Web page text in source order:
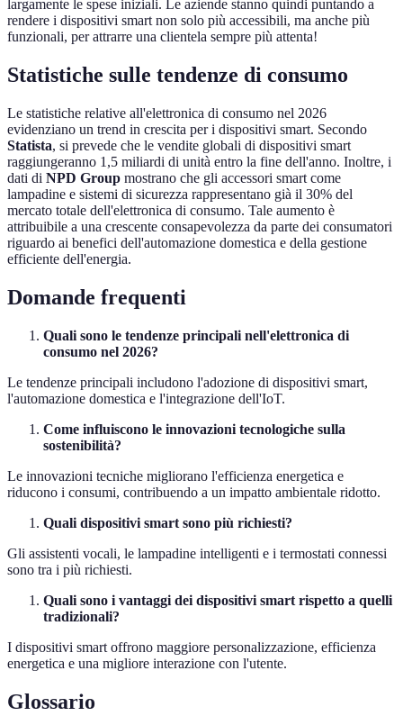
largamente le spese iniziali. Le aziende stanno quindi puntando a
rendere i dispositivi smart non solo più accessibili, ma anche più
funzionali, per attrarre una clientela sempre più attenta!
Statistiche sulle tendenze di consumo
Le statistiche relative all'elettronica di consumo nel 2026
evidenziano un trend in crescita per i dispositivi smart. Secondo
Statista, si prevede che le vendite globali di dispositivi smart
raggiungeranno 1,5 miliardi di unità entro la fine dell'anno. Inoltre, i
dati di NPD Group mostrano che gli accessori smart come
lampadine e sistemi di sicurezza rappresentano già il 30% del
mercato totale dell'elettronica di consumo. Tale aumento è
attribuibile a una crescente consapevolezza da parte dei consumatori
riguardo ai benefici dell'automazione domestica e della gestione
efficiente dell'energia.
Domande frequenti
Quali sono le tendenze principali nell'elettronica di
consumo nel 2026?
Le tendenze principali includono l'adozione di dispositivi smart,
l'automazione domestica e l'integrazione dell'IoT.
Come influiscono le innovazioni tecnologiche sulla
sostenibilità?
Le innovazioni tecniche migliorano l'efficienza energetica e
riducono i consumi, contribuendo a un impatto ambientale ridotto.
Quali dispositivi smart sono più richiesti?
Gli assistenti vocali, le lampadine intelligenti e i termostati connessi
sono tra i più richiesti.
Quali sono i vantaggi dei dispositivi smart rispetto a quelli
tradizionali?
I dispositivi smart offrono maggiore personalizzazione, efficienza
energetica e una migliore interazione con l'utente.
Glossario